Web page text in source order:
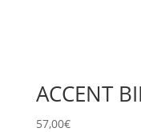
ACCENT
57,00€